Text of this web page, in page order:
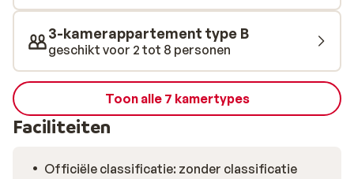
3-kamerappartement type B
geschikt voor 2 tot 8 personen
Toon alle 7 kamertypes
Faciliteiten
Officiële classificatie: zonder classificatie